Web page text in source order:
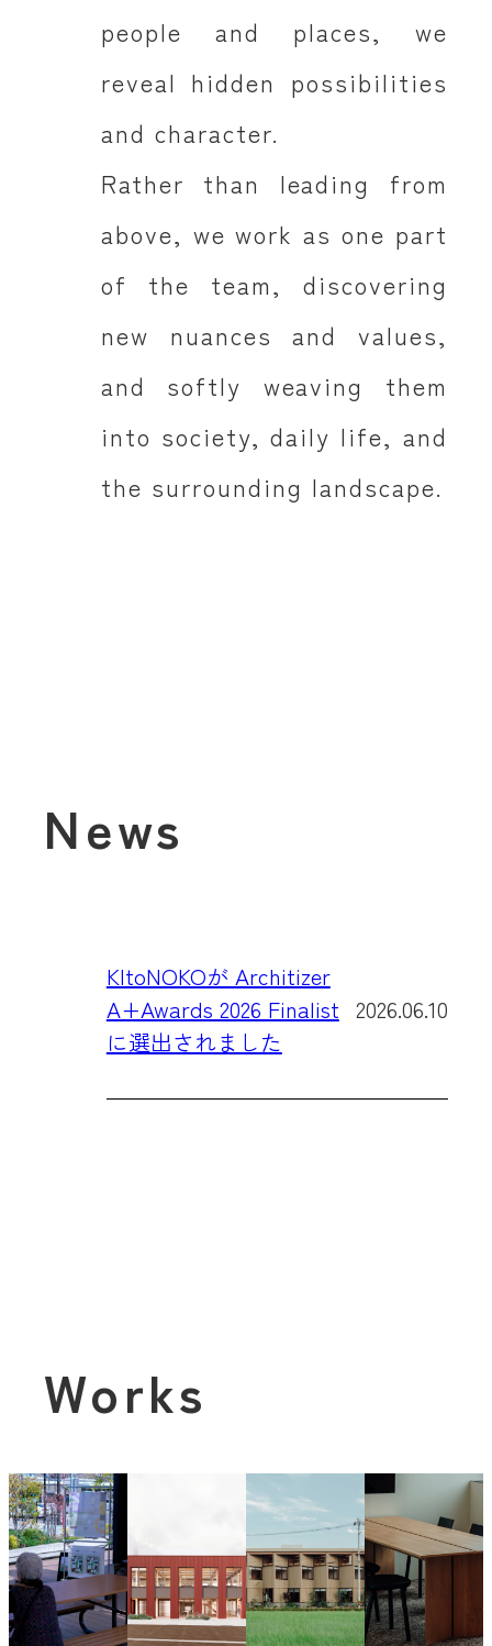
people and places, we
reveal hidden possibilities
and character.
Rather than leading from
above, we work as one part
of the team, discovering
new nuances and values,
and softly weaving them
into society, daily life, and
the surrounding landscape.
News
KItoNOKOが Architizer
A+Awards 2026 Finalist
に選出されました
2026.06.10
Works